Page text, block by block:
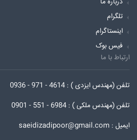
تلگرام
اینستاگرام
فیس بوک
ارتباط با ما
تلفن (مهندس ایزدی ) : 4614 - 971 - 0936
تلفن (مهندس ملکی ) : 6984 - 551 - 0901
ایمیل : saeidizadipoor@gmail.com